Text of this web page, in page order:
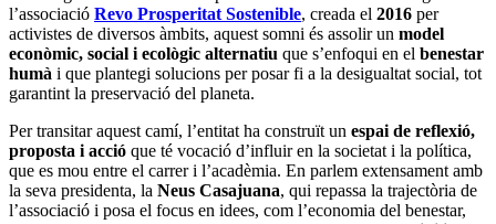
l’associació Revo Prosperitat Sostenible, creada el 2016 per
activistes de diversos àmbits, aquest somni és assolir un model
econòmic, social i ecològic alternatiu que s’enfoqui en el benestar
humà i que plantegi solucions per posar fi a la desigualtat social, tot
garantint la preservació del planeta.
Per transitar aquest camí, l’entitat ha construït un espai de reflexió,
proposta i acció que té vocació d’influir en la societat i la política,
que es mou entre el carrer i l’acadèmia. En parlem extensament amb
la seva presidenta, la Neus Casajuana, qui repassa la trajectòria de
l’associació i posa el focus en idees, com l’economia del benestar,